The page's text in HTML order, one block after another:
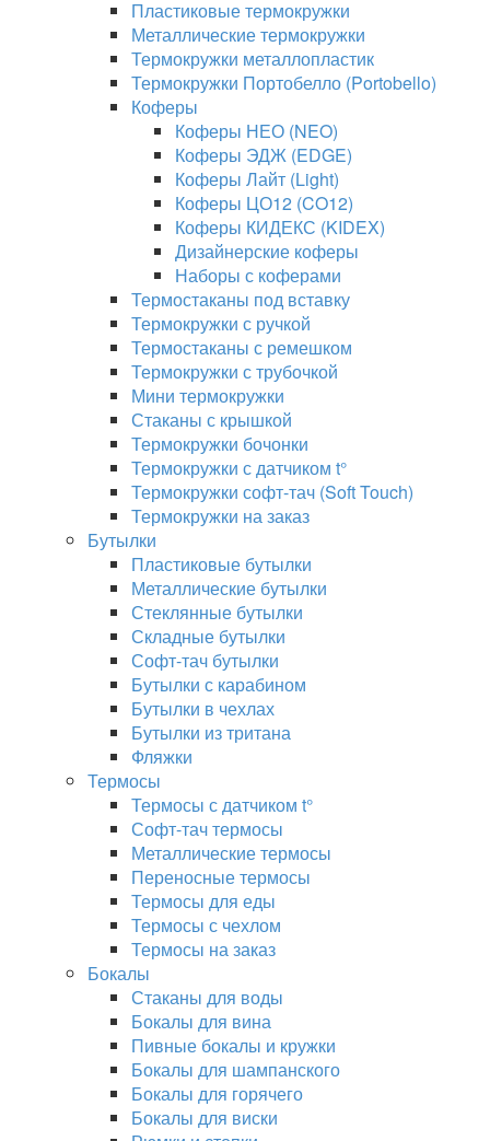
Пластиковые термокружки
Металлические термокружки
Термокружки металлопластик
Термокружки Портобелло (Portobello)
Коферы
Коферы НЕО (NEO)
Коферы ЭДЖ (EDGE)
Коферы Лайт (Light)
Коферы ЦО12 (CO12)
Коферы КИДЕКС (KIDEX)
Дизайнерские коферы
Наборы с коферами
Термостаканы под вставку
Термокружки с ручкой
Термостаканы с ремешком
Термокружки с трубочкой
Мини термокружки
Стаканы с крышкой
Термокружки бочонки
Термокружки с датчиком t°
Термокружки софт-тач (Soft Touch)
Термокружки на заказ
Бутылки
Пластиковые бутылки
Металлические бутылки
Стеклянные бутылки
Складные бутылки
Софт-тач бутылки
Бутылки с карабином
Бутылки в чехлах
Бутылки из тритана
Фляжки
Термосы
Термосы с датчиком t°
Софт-тач термосы
Металлические термосы
Переносные термосы
Термосы для еды
Термосы с чехлом
Термосы на заказ
Бокалы
Стаканы для воды
Бокалы для вина
Пивные бокалы и кружки
Бокалы для шампанского
Бокалы для горячего
Бокалы для виски